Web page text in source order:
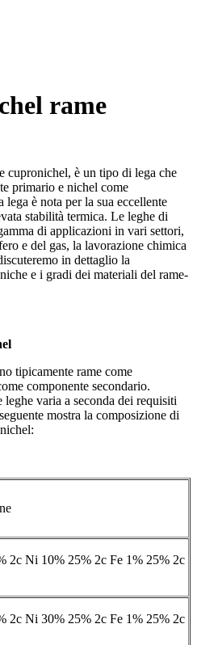
rame
cupronichel, è un tipo di lega che
primario e nichel come
lega è nota per la sua eccellente
stabilità termica. Le leghe di
di applicazioni in vari settori,
e del gas, la lavorazione chimica
in dettaglio la
e i gradi dei materiali del rame-
tipicamente rame come
componente secondario.
varia a seconda dei requisiti
mostra la composizione di
2c Ni 10% 25% 2c Fe 1% 25% 2c
2c Ni 30% 25% 2c Fe 1% 25% 2c